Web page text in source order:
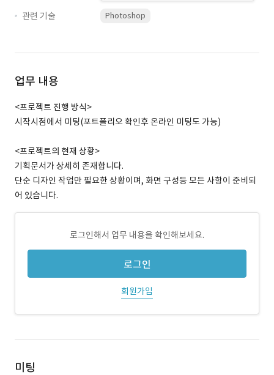
관련 기술
Photoshop
업무 내용
<프로젝트 진행 방식>
시작시점에서 미팅(포트폴리오 확인후 온라인 미팅도 가능)
<프로젝트의 현재 상황>
기획문서가 상세히 존재합니다.
단순 디자인 작업만 필요한 상황이며, 화면 구성등 모든 사항이 준비되
어 있습니다.
로그인해서 업무 내용을 확인해보세요.
로그인
회원가입
미팅